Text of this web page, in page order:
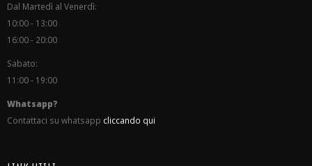
Dal Martedì al Venerdì:
10:00 - 13:00
16:00 - 20:00
Sabato:
11:00 - 19:00
Whatsapp?
Contattaci su whatsapp cliccando qui